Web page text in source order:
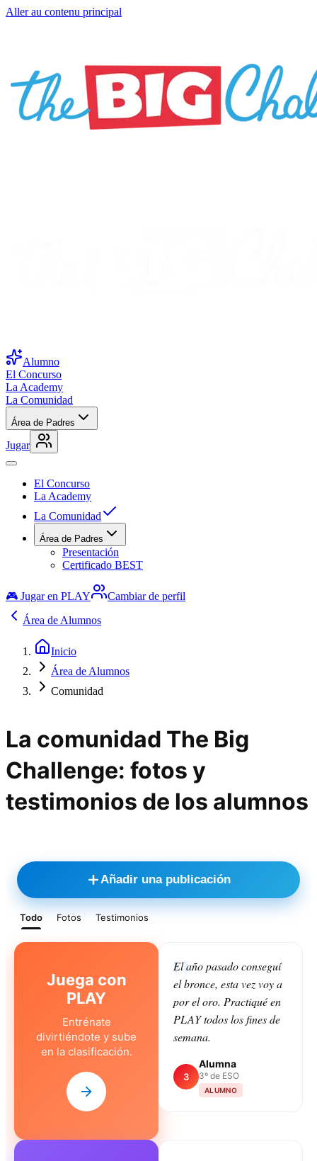
Aller au contenu principal
Alumno
El Concurso
La Academy
La Comunidad
Área de Padres
Jugar
El Concurso
La Academy
La Comunidad
Área de Padres
Presentación
Certificado BEST
🎮 Jugar en PLAY
Cambiar de perfil
Área de Alumnos
Inicio
Área de Alumnos
Comunidad
La comunidad The Big
Challenge: fotos y
testimonios de los alumnos
Añadir una publicación
Todo Fotos Testimonios
Juega con
PLAY
Entrénate
divirtiéndote y sube
en la clasificación.
El año pasado conseguí
el bronce, esta vez voy a
por el oro. Practiqué en
PLAY todos los fines de
semana.
3
Alumna
3º de ESO
ALUMNO